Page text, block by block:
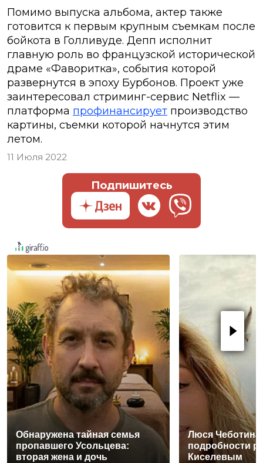
Помимо выпуска альбома, актер также
готовится к первым крупным съемкам после
бойкота в Голливуде. Депп исполнит
главную роль во французской исторической
драме «Фаворитка», события которой
развернутся в эпоху Бурбонов. Проект уже
заинтересовал стриминг-сервис Netflix —
платформа профинансирует производство
картины, съемки которой начнутся этим
летом.
11 Июля 2022
Подпишитесь
Обнаружена тайная семья
пропавшего Усольцева:
вторая жена и дочь
Люся
подробности
Киселевым